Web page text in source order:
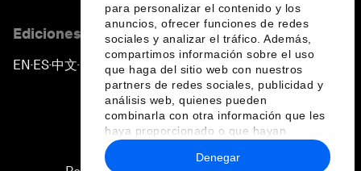
para personalizar el contenido y los
anuncios, ofrecer funciones de redes
sociales y analizar el tráfico. Además,
compartimos información sobre el uso
que haga del sitio web con nuestros
partners de redes sociales, publicidad y
análisis web, quienes pueden
combinarla con otra información que les
haya proporcionado o que hayan
recopilado a partir del uso que haya
hecho de sus servicios.
Denegar
Ediciones en otros idiomas
EN ▪ES▪中文▪ 日本語